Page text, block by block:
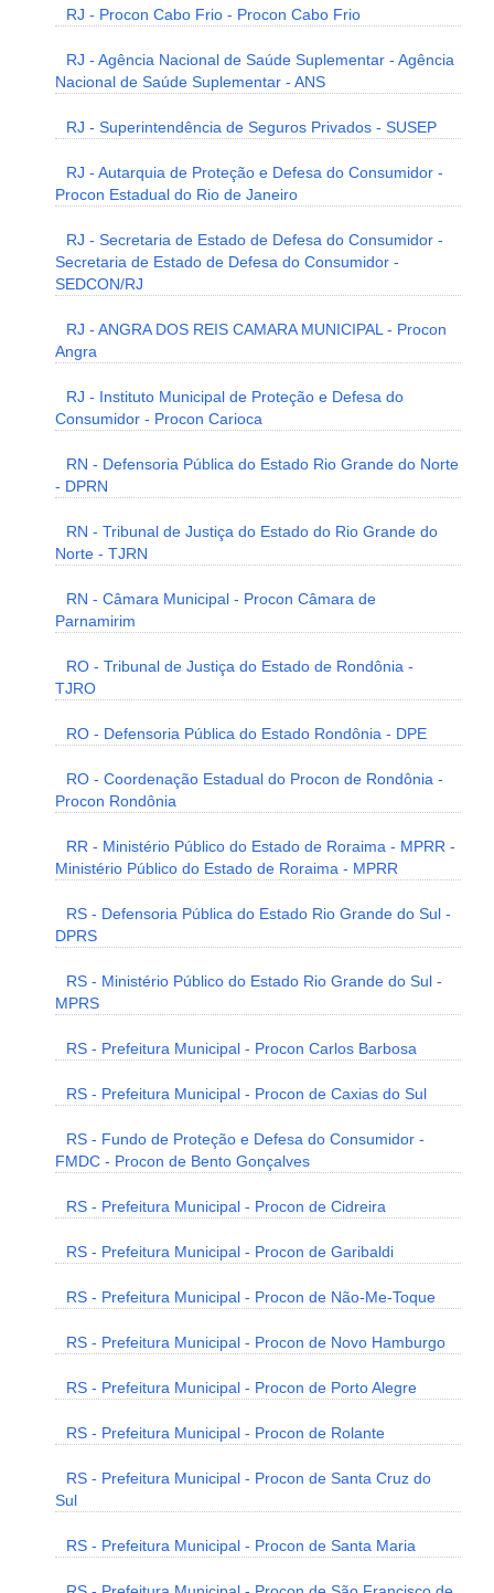
RJ - Procon Cabo Frio - Procon Cabo Frio
RJ - Agência Nacional de Saúde Suplementar - Agência
Nacional de Saúde Suplementar - ANS
RJ - Superintendência de Seguros Privados - SUSEP
RJ - Autarquia de Proteção e Defesa do Consumidor -
Procon Estadual do Rio de Janeiro
RJ - Secretaria de Estado de Defesa do Consumidor -
Secretaria de Estado de Defesa do Consumidor -
SEDCON/RJ
RJ - ANGRA DOS REIS CAMARA MUNICIPAL - Procon
Angra
RJ - Instituto Municipal de Proteção e Defesa do
Consumidor - Procon Carioca
RN - Defensoria Pública do Estado Rio Grande do Norte
- DPRN
RN - Tribunal de Justiça do Estado do Rio Grande do
Norte - TJRN
RN - Câmara Municipal - Procon Câmara de
Parnamirim
RO - Tribunal de Justiça do Estado de Rondônia -
TJRO
RO - Defensoria Pública do Estado Rondônia - DPE
RO - Coordenação Estadual do Procon de Rondônia -
Procon Rondônia
RR - Ministério Público do Estado de Roraima - MPRR -
Ministério Público do Estado de Roraima - MPRR
RS - Defensoria Pública do Estado Rio Grande do Sul -
DPRS
RS - Ministério Público do Estado Rio Grande do Sul -
MPRS
RS - Prefeitura Municipal - Procon Carlos Barbosa
RS - Prefeitura Municipal - Procon de Caxias do Sul
RS - Fundo de Proteção e Defesa do Consumidor -
FMDC - Procon de Bento Gonçalves
RS - Prefeitura Municipal - Procon de Cidreira
RS - Prefeitura Municipal - Procon de Garibaldi
RS - Prefeitura Municipal - Procon de Não-Me-Toque
RS - Prefeitura Municipal - Procon de Novo Hamburgo
RS - Prefeitura Municipal - Procon de Porto Alegre
RS - Prefeitura Municipal - Procon de Rolante
RS - Prefeitura Municipal - Procon de Santa Cruz do
Sul
RS - Prefeitura Municipal - Procon de Santa Maria